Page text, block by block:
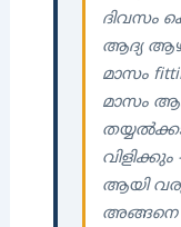
ദിവസം
ആദ്യ
മാസം
മാസം
ആയി
അങ്ങനെ